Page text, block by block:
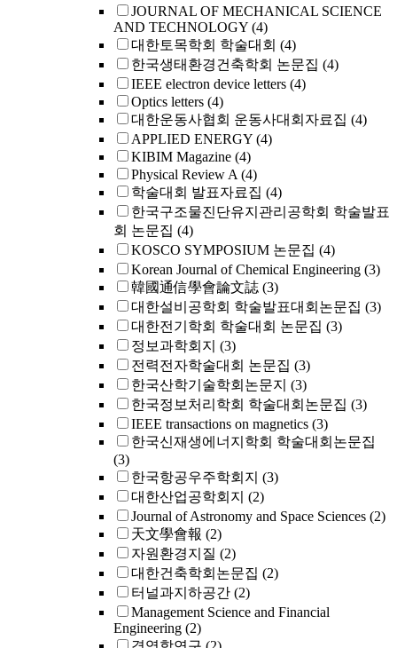
JOURNAL OF MECHANICAL SCIENCE
AND TECHNOLOGY (4)
대한토목학회 학술대회 (4)
한국생태환경건축학회 논문집 (4)
IEEE electron device letters (4)
Optics letters (4)
대한운동사협회 운동사대회자료집 (4)
APPLIED ENERGY (4)
KIBIM Magazine (4)
Physical Review A (4)
학술대회 발표자료집 (4)
한국구조물진단유지관리공학회 학술발표
회 논문집 (4)
KOSCO SYMPOSIUM 논문집 (4)
Korean Journal of Chemical Engineering (3)
韓國通信學會論文誌 (3)
대한설비공학회 학술발표대회논문집 (3)
대한전기학회 학술대회 논문집 (3)
정보과학회지 (3)
전력전자학술대회 논문집 (3)
한국산학기술학회논문지 (3)
한국정보처리학회 학술대회논문집 (3)
IEEE transactions on magnetics (3)
한국신재생에너지학회 학술대회논문집
(3)
한국항공우주학회지 (3)
대한산업공학회지 (2)
Journal of Astronomy and Space Sciences (2)
天文學會報 (2)
자원환경지질 (2)
대한건축학회논문집 (2)
터널과지하공간 (2)
Management Science and Financial
Engineering (2)